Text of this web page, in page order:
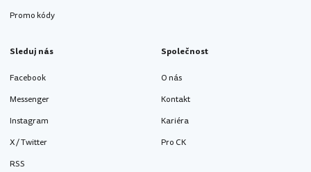
Promo kódy
Sleduj nás
Facebook
Messenger
Instagram
X / Twitter
RSS
Společnost
O nás
Kontakt
Kariéra
Pro CK